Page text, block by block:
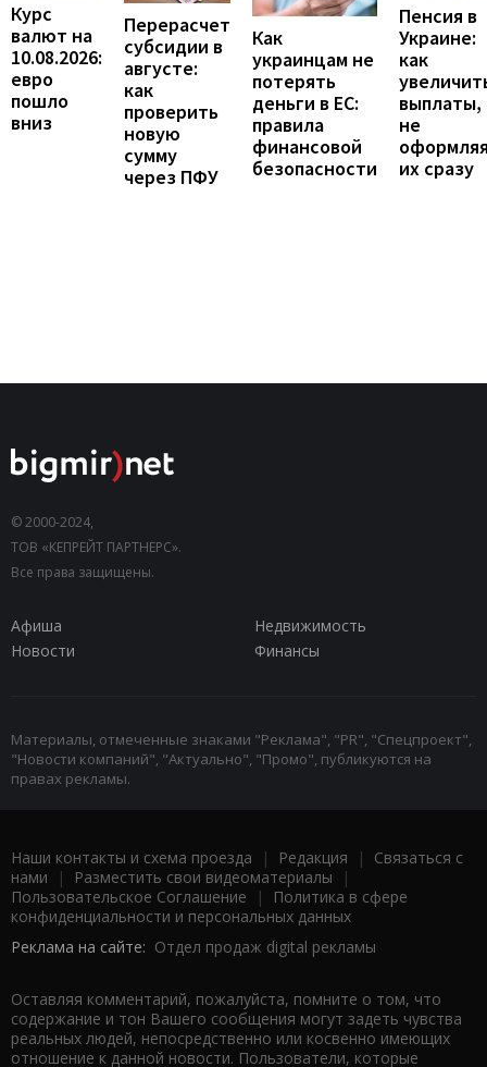
Курс
валют на
10.08.2026:
евро
пошло
вниз
Перерасчет
субсидии в
августе:
как
проверить
новую
сумму
через ПФУ
Как
украинцам не
потерять
деньги в ЕС:
правила
финансовой
безопасности
Пенсия в
Украине:
как
выплаты,
не
их сразу
© 2000-2024,
ТОВ «КЕПРЕЙТ ПАРТНЕРС».
Все права защищены.
Афиша
Недвижимость
Новости
Финансы
Материалы, отмеченные знаками "Реклама", "PR", "Спецпроект",
"Новости компаний", "Актуально", "Промо", публикуются на
правах рекламы.
Наши контакты и схема проезда | Редакция | Связаться с
нами | Разместить свои видеоматериалы |
Пользовательское Соглашение |
Политика в сфере
конфиденциальности и персональных данных
Реклама на сайте: Отдел продаж digital рекламы
Оставляя комментарий, пожалуйста, помните о том, что
содержание и тон Вашего сообщения могут задеть чувства
реальных людей, непосредственно или косвенно имеющих
отношение к данной новости. Пользователи, которые